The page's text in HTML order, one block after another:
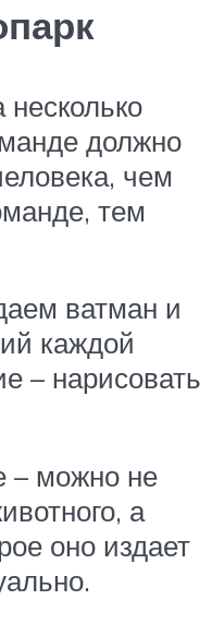
должно
чем
тем
ватман и
каждой
– нарисовать
– можно не
а
оно издает